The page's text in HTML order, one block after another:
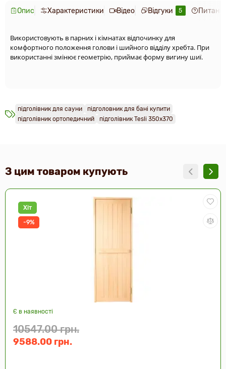
Опис Характеристики Відео Відгуки 5
Використовують в парних і кімнатах відпочинку для
комфортного положення голови і шийного відділу хребта. При
використанні змінює геометрію, приймає форму вигину шиї.
підголівник для сауни
підголовник для бані купити
підголівник ортопедичний
підголівник Tesli 350х370
З цим товаром купують
Хіт
-9%
Є в наявності
10547.00 грн.
9588.00 грн.